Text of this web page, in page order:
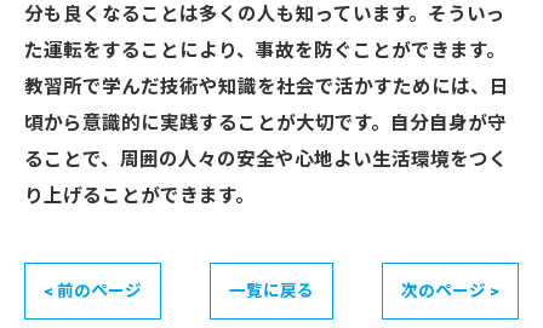
分も良くなることは多くの人も知っています。そういっ
た運転をすることにより、事故を防ぐことができます。
教習所で学んだ技術や知識を社会で活かすためには、日
頃から意識的に実践することが大切です。自分自身が守
ることで、周囲の人々の安全や心地よい生活環境をつく
り上げることができます。
< 前のページ 一覧に戻る 次のページ >